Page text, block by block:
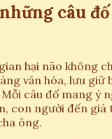
câu
hại não không
văn hóa, lưu giữ
câu đố mang ý
con người đến giá
ông.